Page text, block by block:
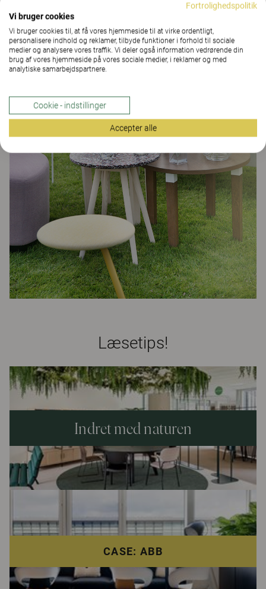
Læsetips!
Indret med naturen
CASE: ABB
Fortrolighedspolitik
Vi bruger cookies
Vi bruger cookies til, at få vores hjemmeside til at virke ordentligt,
personalisere indhold og reklamer, tilbyde funktioner i forhold til sociale
medier og analysere vores traffik. Vi deler også information vedrørende din
brug af vores hjemmeside på vores sociale medier, i reklamer og med
analytiske samarbejdspartnere.
Cookie - indstillinger
Accepter alle